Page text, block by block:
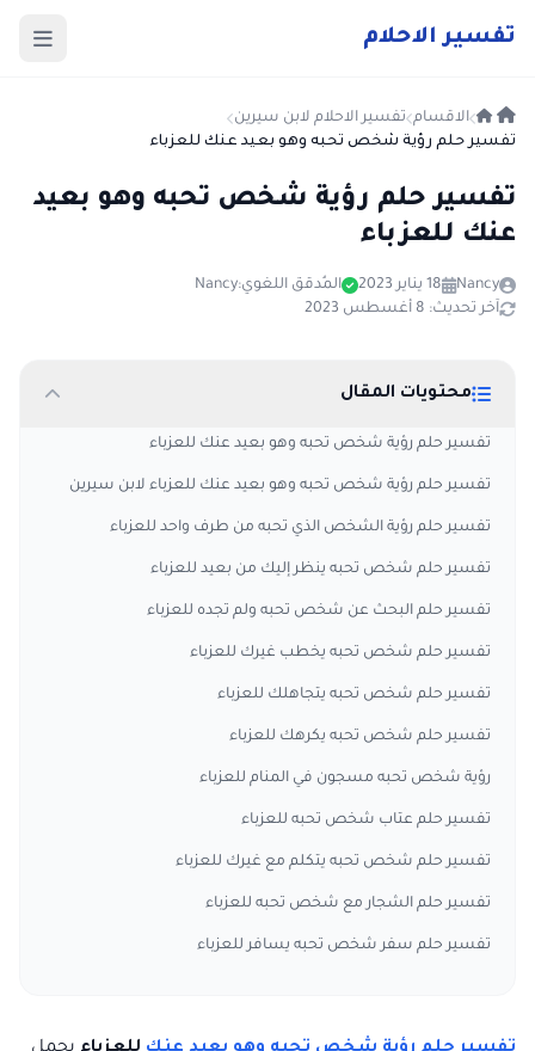
تفسير الاحلام
الاقسام تفسير الاحلام لابن سيرين
تفسير حلم رؤية شخص تحبه وهو بعيد عنك للعزباء
تفسير حلم رؤية شخص تحبه وهو بعيد
عنك للعزباء
Nancy 18 يناير 2023 المُدقق اللغوي:Nancy
آخر تحديث: 8 أغسطس 2023
محتويات المقال
تفسير حلم رؤية شخص تحبه وهو بعيد عنك للعزباء
تفسير حلم رؤية شخص تحبه وهو بعيد عنك للعزباء لابن سيرين
تفسير حلم رؤية الشخص الذي تحبه من طرف واحد للعزباء
تفسير حلم شخص تحبه ينظر إليك من بعيد للعزباء
تفسير حلم البحث عن شخص تحبه ولم تجده للعزباء
تفسير حلم شخص تحبه يخطب غيرك للعزباء
تفسير حلم شخص تحبه يتجاهلك للعزباء
تفسير حلم شخص تحبه يكرهك للعزباء
رؤية شخص تحبه مسجون في المنام للعزباء
تفسير حلم عتاب شخص تحبه للعزباء
تفسير حلم شخص تحبه يتكلم مع غيرك للعزباء
تفسير حلم الشجار مع شخص تحبه للعزباء
تفسير حلم سفر شخص تحبه يسافر للعزباء